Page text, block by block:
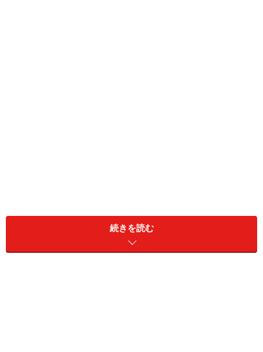
バレエの腕のポジション：5番
続きを読む